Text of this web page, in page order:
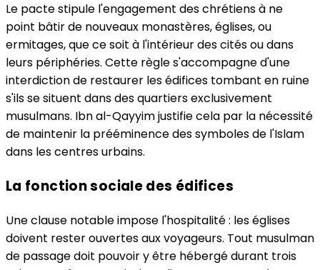
Le pacte stipule l'engagement des chrétiens à ne
point bâtir de nouveaux monastères, églises, ou
ermitages, que ce soit à l'intérieur des cités ou dans
leurs périphéries. Cette règle s'accompagne d'une
interdiction de restaurer les édifices tombant en ruine
s'ils se situent dans des quartiers exclusivement
musulmans. Ibn al-Qayyim justifie cela par la nécessité
de maintenir la prééminence des symboles de l'Islam
dans les centres urbains.
La fonction sociale des édifices
Une clause notable impose l'hospitalité : les églises
doivent rester ouvertes aux voyageurs. Tout musulman
de passage doit pouvoir y être hébergé durant trois